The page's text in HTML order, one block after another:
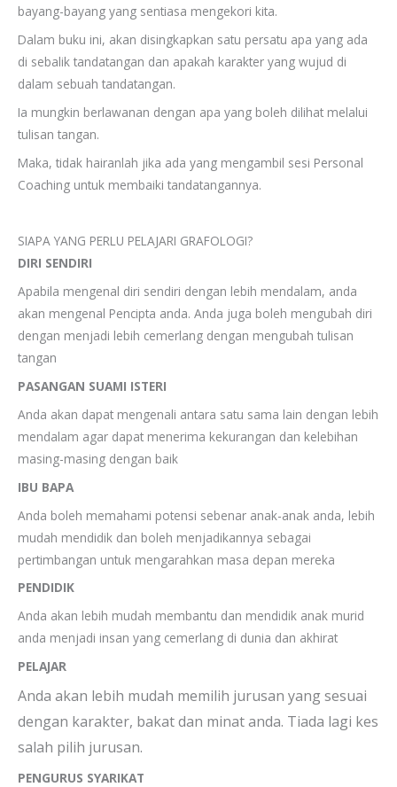
bayang-bayang yang sentiasa mengekori kita.
Dalam buku ini, akan disingkapkan satu persatu apa yang ada
di sebalik tandatangan dan apakah karakter yang wujud di
dalam sebuah tandatangan.
Ia mungkin berlawanan dengan apa yang boleh dilihat melalui
tulisan tangan.
Maka, tidak hairanlah jika ada yang mengambil sesi Personal
Coaching untuk membaiki tandatangannya.
SIAPA YANG PERLU PELAJARI GRAFOLOGI?
DIRI SENDIRI
Apabila mengenal diri sendiri dengan lebih mendalam, anda
akan mengenal Pencipta anda. Anda juga boleh mengubah diri
dengan menjadi lebih cemerlang dengan mengubah tulisan
tangan
PASANGAN SUAMI ISTERI
Anda akan dapat mengenali antara satu sama lain dengan lebih
mendalam agar dapat menerima kekurangan dan kelebihan
masing-masing dengan baik
IBU BAPA
Anda boleh memahami potensi sebenar anak-anak anda, lebih
mudah mendidik dan boleh menjadikannya sebagai
pertimbangan untuk mengarahkan masa depan mereka
PENDIDIK
Anda akan lebih mudah membantu dan mendidik anak murid
anda menjadi insan yang cemerlang di dunia dan akhirat
PELAJAR
Anda akan lebih mudah memilih jurusan yang sesuai
dengan karakter, bakat dan minat anda. Tiada lagi kes
salah pilih jurusan.
PENGURUS SYARIKAT